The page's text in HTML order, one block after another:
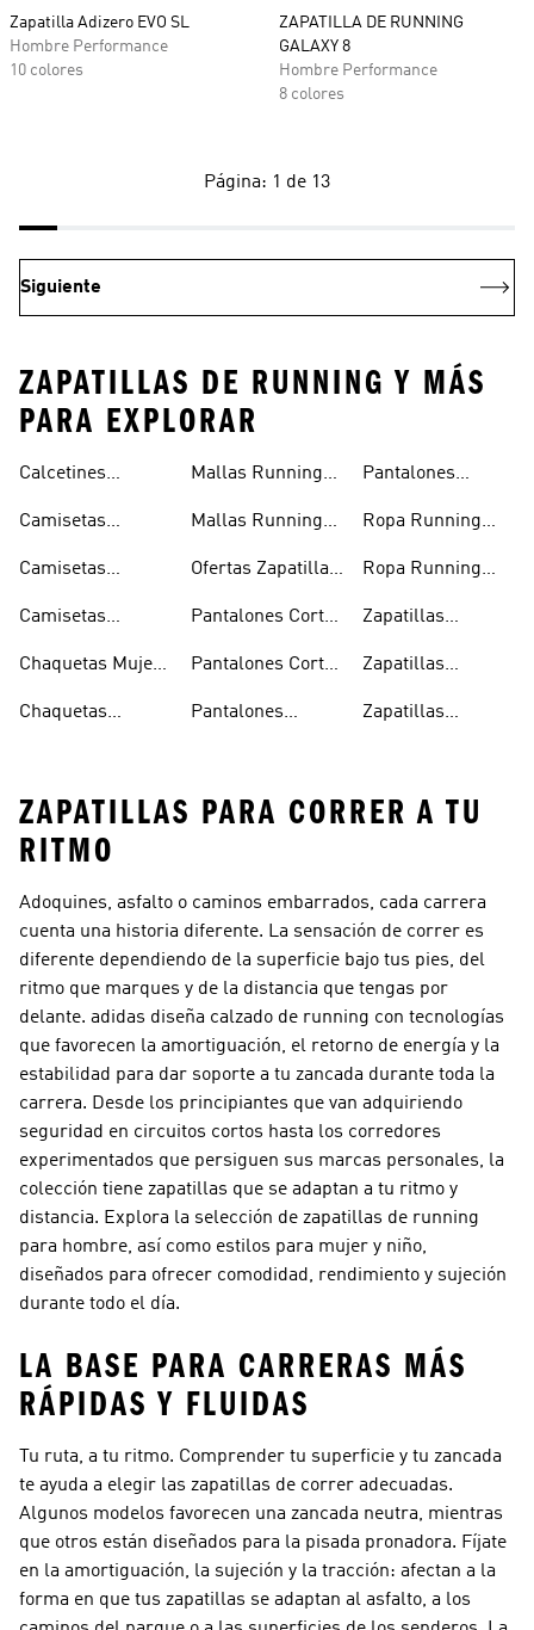
Zapatilla Adizero EVO SL
Hombre Performance
10 colores
ZAPATILLA DE RUNNING
GALAXY 8
Hombre Performance
8 colores
Página: 1 de 13
Siguiente
ZAPATILLAS DE RUNNING Y MÁS
PARA EXPLORAR
Calcetines
Camisetas
Camisetas
Camisetas
Chaquetas Mujer
Chaquetas
Mallas Running
Mallas Running
Ofertas Zapatillas
Pantalones Cortos
Pantalones Cortos
Pantalones
Pantalones
Ropa Running
Ropa Running
Zapatillas
Zapatillas
Zapatillas
ZAPATILLAS PARA CORRER A TU
RITMO
Adoquines, asfalto o caminos embarrados, cada carrera
cuenta una historia diferente. La sensación de correr es
diferente dependiendo de la superficie bajo tus pies, del
ritmo que marques y de la distancia que tengas por
delante. adidas diseña calzado de running con tecnologías
que favorecen la amortiguación, el retorno de energía y la
estabilidad para dar soporte a tu zancada durante toda la
carrera. Desde los principiantes que van adquiriendo
seguridad en circuitos cortos hasta los corredores
experimentados que persiguen sus marcas personales, la
colección tiene zapatillas que se adaptan a tu ritmo y
distancia. Explora la selección de zapatillas de running
para hombre, así como estilos para mujer y niño,
diseñados para ofrecer comodidad, rendimiento y sujeción
durante todo el día.
LA BASE PARA CARRERAS MÁS
RÁPIDAS Y FLUIDAS
Tu ruta, a tu ritmo. Comprender tu superficie y tu zancada
te ayuda a elegir las zapatillas de correr adecuadas.
Algunos modelos favorecen una zancada neutra, mientras
que otros están diseñados para la pisada pronadora. Fíjate
en la amortiguación, la sujeción y la tracción: afectan a la
forma en que tus zapatillas se adaptan al asfalto, a los